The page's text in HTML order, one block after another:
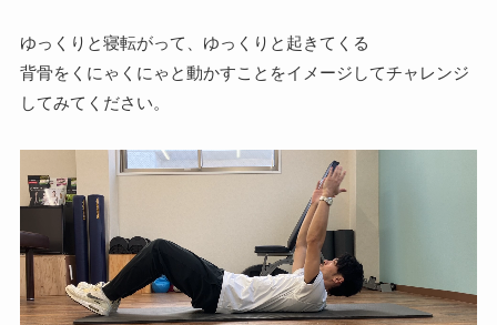
ゆっくりと寝転がって、ゆっくりと起きてくる
背骨をくにゃくにゃと動かすことをイメージしてチャレンジ
してみてください。